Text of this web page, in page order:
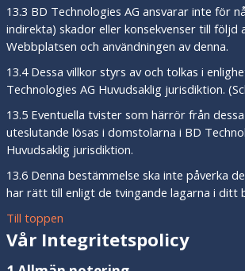
13.3 BD Technologies AG ansvarar inte för
indirekta) skador eller konsekvenser till följd
Webbplatsen och användningen av denna.
13.4 Dessa villkor styrs av och tolkas i
Technologies AG Huvudsaklig jurisdiktion.
13.5 Eventuella tvister som härrör från
uteslutande lösas i domstolarna i BD
Huvudsaklig jurisdiktion.
13.6 Denna bestämmelse ska inte påverka
har rätt till enligt de tvingande lagarna i ditt
Till toppen
Vår Integritetspolicy